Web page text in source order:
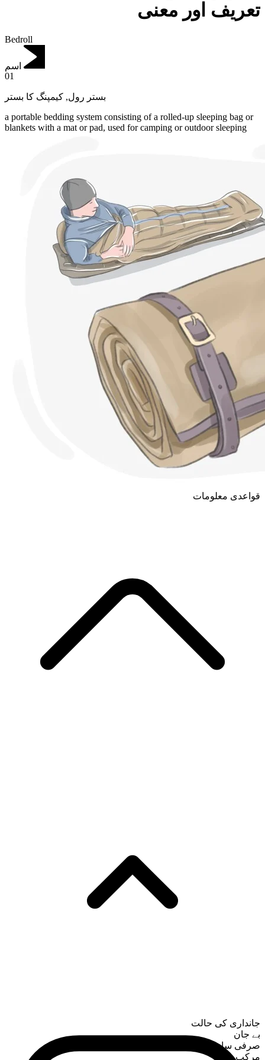
تعریف اور معنی
Bedroll
اسم
01
بستر رول, کیمپنگ کا بستر
a portable bedding system consisting of a rolled-up sleeping bag or
blankets with a mat or pad, used for camping or outdoor sleeping
قواعدی معلومات
جانداری کی حالت
بے جان
صرفی ساخت
مرکب